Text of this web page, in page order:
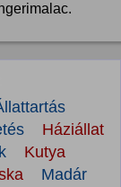
Háziállat
Kutya
Madár